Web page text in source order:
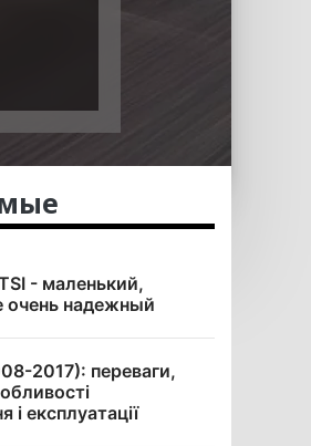
- маленький,
надежный
2017): переваги,
і експлуатації